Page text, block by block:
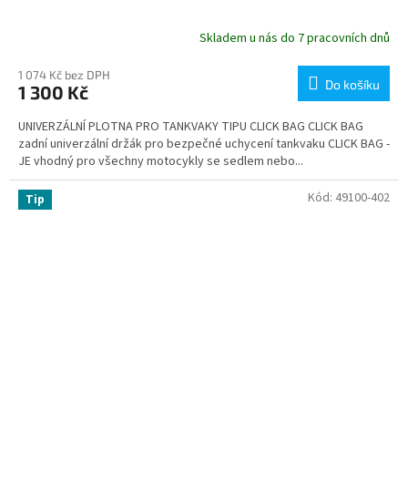
Skladem u nás do 7 pracovních dnů
1 074 Kč bez DPH
1 300 Kč Do košíku
UNIVERZÁLNÍ PLOTNA PRO TANKVAKY TIPU CLICK BAG CLICK BAG
zadní univerzální držák pro bezpečné uchycení tankvaku CLICK BAG -
JE vhodný pro všechny motocykly se sedlem nebo...
Tip Kód: 49100-402